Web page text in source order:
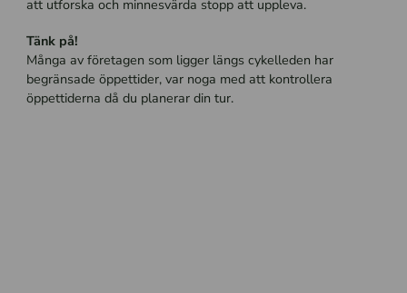
att utforska och minnesvärda stopp att uppleva.
Tänk på!
Många av företagen som ligger längs cykelleden har
begränsade öppettider, var noga med att kontrollera
öppettiderna då du planerar din tur.